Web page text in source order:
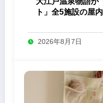
ト」全5施設の屋
2026年8月7日